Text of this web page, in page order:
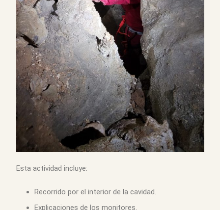
Esta actividad incluye:
Recorrido por el interior de la cavidad.
Explicaciones de los monitores.